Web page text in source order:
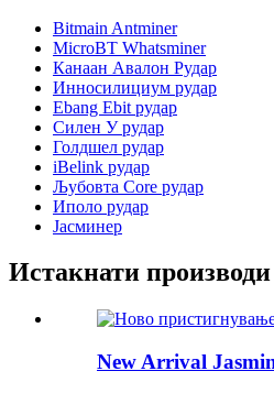
Bitmain Antminer
MicroBT Whatsminer
Канаан Авалон Рудар
Инносилициум рудар
Ebang Ebit рудар
Силен У рудар
Голдшел рудар
iBelink рудар
Љубовта Core рудар
Иполо рудар
Јасминер
Истакнати производи
New Arrival